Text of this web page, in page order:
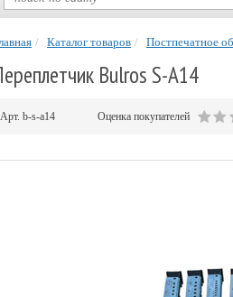
Каталог товаров Постпечатное
Bulros S-A14
Арт. b-s-a14 Оценка покупателей